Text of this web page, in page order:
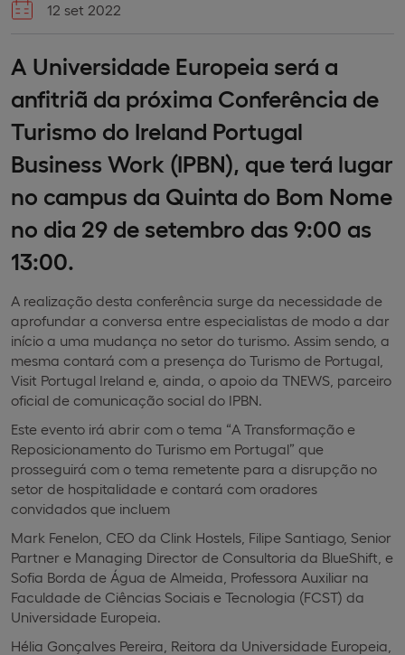
12 set 2022
A Universidade Europeia será a
anfitriã da próxima Conferência de
Turismo do Ireland Portugal
Business Work (IPBN), que terá lugar
no campus da Quinta do Bom Nome
no dia 29 de setembro das 9:00 as
13:00.
A realização desta conferência surge da necessidade de
aprofundar a conversa entre especialistas de modo a dar
início a uma mudança no setor do turismo. Assim sendo, a
mesma contará com a presença do Turismo de Portugal,
Visit Portugal Ireland e, ainda, o apoio da TNEWS, parceiro
oficial de comunicação social do IPBN.
Este evento irá abrir com o tema “A Transformação e
Reposicionamento do Turismo em Portugal” que
prosseguirá com o tema remetente para a disrupção no
setor de hospitalidade e contará com oradores
convidados que incluem
Mark Fenelon, CEO da Clink Hostels, Filipe Santiago, Senior
Partner e Managing Director de Consultoria da BlueShift, e
Sofia Borda de Água de Almeida, Professora Auxiliar na
Faculdade de Ciências Sociais e Tecnologia (FCST) da
Universidade Europeia.
Hélia Gonçalves Pereira, Reitora da Universidade Europeia,